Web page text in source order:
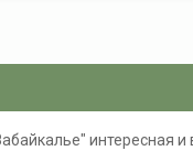
интересная